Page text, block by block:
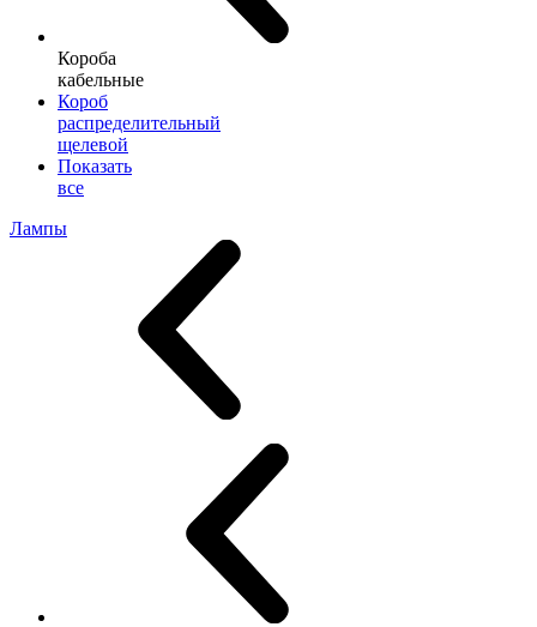
Короба
кабельные
Короб
распределительный
щелевой
Показать
все
Лампы